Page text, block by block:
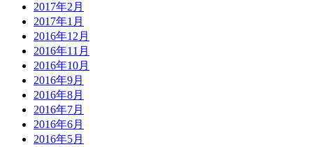
2017年2月
2017年1月
2016年12月
2016年11月
2016年10月
2016年9月
2016年8月
2016年7月
2016年6月
2016年5月